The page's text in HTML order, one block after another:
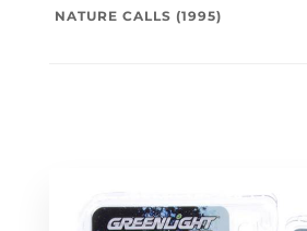
NATURE CALLS (1995)